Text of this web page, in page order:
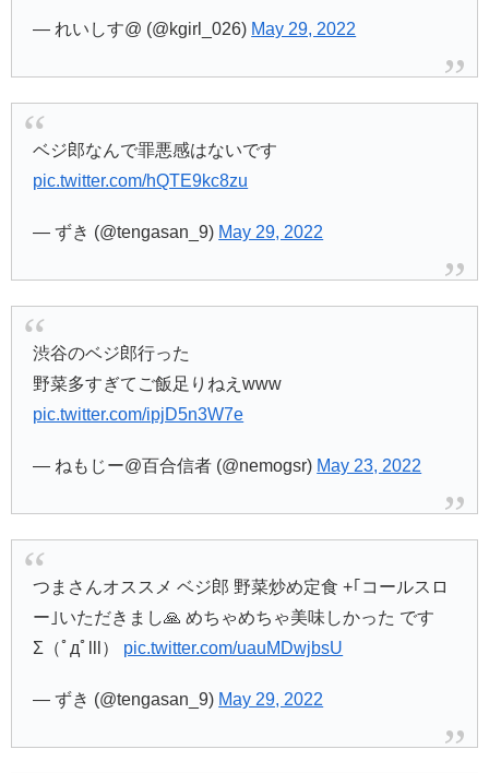
— れいしす@ (@kgirl_026) May 29, 2022
ベジ郎なんで罪悪感はないです
pic.twitter.com/hQTE9kc8zu
— ずき (@tengasan_9) May 29, 2022
渋谷のベジ郎行った
野菜多すぎてご飯足りねえwww
pic.twitter.com/ipjD5n3W7e
— ねもじー@百合信者 (@nemogsr) May 23, 2022
つまさんオススメ ベジ郎 野菜炒め定食 +｢コールスロ
ー｣いただきまし🙏 めちゃめちゃ美味しかった です
Σ（ﾟдﾟlll） pic.twitter.com/uauMDwjbsU
— ずき (@tengasan_9) May 29, 2022